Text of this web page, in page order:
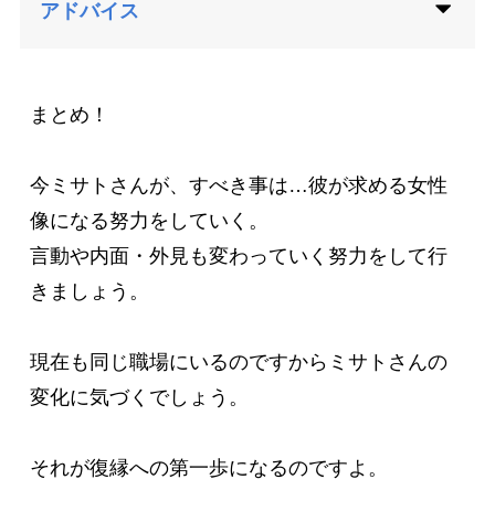
アドバイス
まとめ！
今ミサトさんが、すべき事は…彼が求める女性
像になる努力をしていく。
言動や内面・外見も変わっていく努力をして行
きましょう。
現在も同じ職場にいるのですからミサトさんの
変化に気づくでしょう。
それが復縁への第一歩になるのですよ。